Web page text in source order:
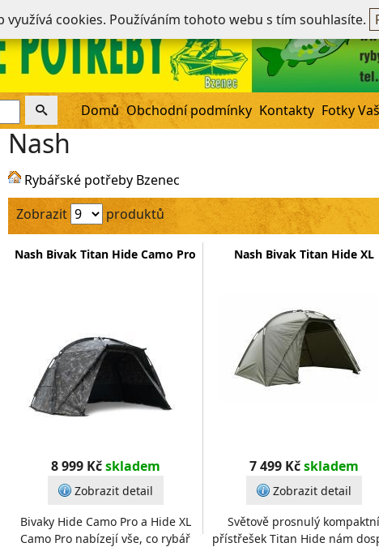
Domů Obchodní podmínky Kontakty Fotky
Nash
Rybářské potřeby Bzenec
Zobrazit
produktů
Nash Bivak Titan Hide Camo Pro
8 999 Kč skladem
Zobrazit detail
Bivaky Hide Camo Pro a Hide XL
Camo Pro nabízejí vše, co rybář
Nash Bivak Titan Hide XL
7 499 Kč skladem
Zobrazit detail
Světově prosnulý kompaktní
přístřešek Titan Hide nám
využívá cookies. Používáním tohoto webu s tím souhlasíte.